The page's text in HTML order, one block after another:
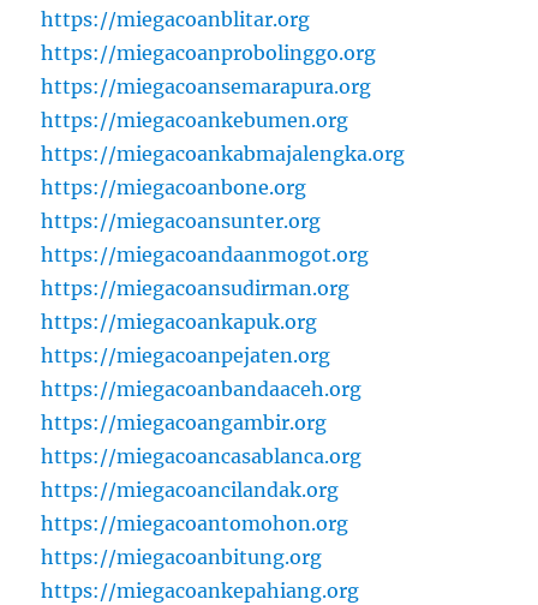
https://miegacoanblitar.org
https://miegacoanprobolinggo.org
https://miegacoansemarapura.org
https://miegacoankebumen.org
https://miegacoankabmajalengka.org
https://miegacoanbone.org
https://miegacoansunter.org
https://miegacoandaanmogot.org
https://miegacoansudirman.org
https://miegacoankapuk.org
https://miegacoanpejaten.org
https://miegacoanbandaaceh.org
https://miegacoangambir.org
https://miegacoancasablanca.org
https://miegacoancilandak.org
https://miegacoantomohon.org
https://miegacoanbitung.org
https://miegacoankepahiang.org